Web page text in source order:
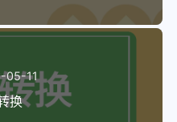
05-11
换